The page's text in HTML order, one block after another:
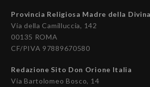
Provincia Religiosa Madre della
Via della Camilluccia, 142
00135 ROMA
CF/PIVA 97889670580
Redazione Sito Don Orione Italia
Via Bartolomeo Bosco, 14